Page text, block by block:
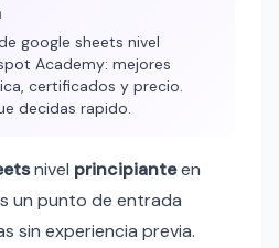
google sheets nivel
Academy: mejores
certificados y precio.
decidas rapido.
nivel principianteen
un punto de entrada
sin experiencia previa.